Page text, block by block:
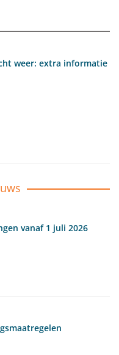
weer: extra informatie
vanaf 1 juli 2026